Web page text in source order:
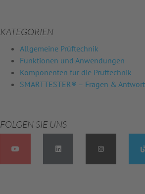
KATEGORIEN
Allgemeine Prüftechnik
Funktionen und Anwendungen
Komponenten für die Prüftechnik
SMARTTESTER® – Fragen &
FOLGEN SIE UNS